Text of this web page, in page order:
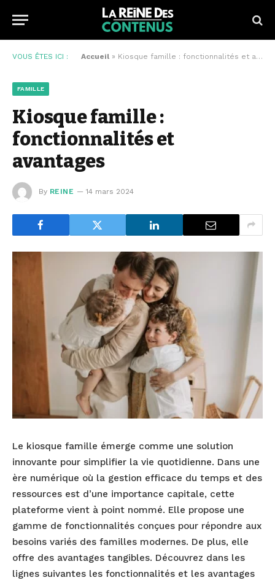
VOUS ÊTES ICI : Accueil » Kiosque famille : fonctionnalités et avantages
FAMILLE
Kiosque famille :
fonctionnalités et
avantages
By REINE 14 mars 2024
Le kiosque famille émerge comme une solution
innovante pour simplifier la vie quotidienne. Dans une
ère numérique où la gestion efficace du temps et des
ressources est d’une importance capitale, cette
plateforme vient à point nommé. Elle propose une
gamme de fonctionnalités conçues pour répondre aux
besoins variés des familles modernes. De plus, elle
offre des avantages tangibles. Découvrez dans les
lignes suivantes les fonctionnalités et les avantages